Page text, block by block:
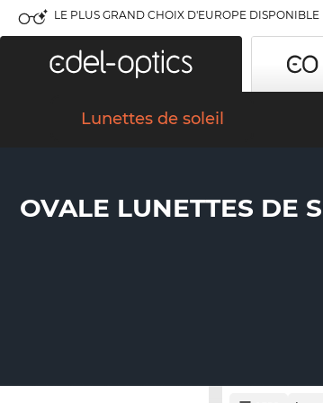
LE PLUS GRAND CHOIX D'EUROPE
Lunettes de soleil
OVALE LUNETTES DE